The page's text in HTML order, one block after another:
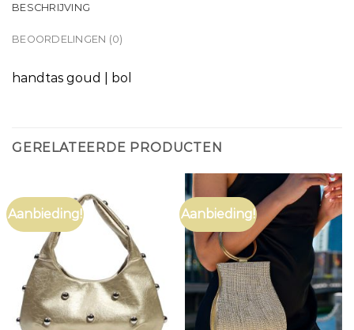
BESCHRIJVING
BEOORDELINGEN (0)
handtas goud | bol
GERELATEERDE PRODUCTEN
Aanbieding! Aanbieding!